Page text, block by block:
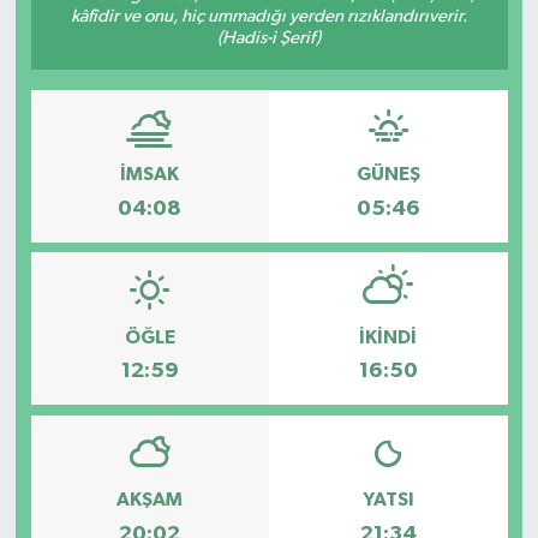
kâfîdir ve onu, hiç ummadığı yerden rızıklandırıverir.
(Hadis-i Şerif)
İMSAK
04:08
GÜNEŞ
05:46
ÖĞLE
12:59
İKINDI
16:50
AKŞAM YATSI
HABERDE İNSAN
KAMPANYALAR
KÜLTÜR-SANAT
Magazin
ÖZEL HABER
POLİTİKA